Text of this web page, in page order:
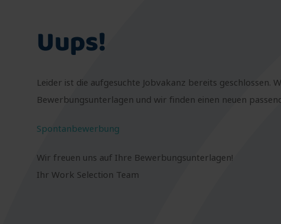
Uups!
Leider ist die aufgesuchte Jobvakanz bereits geschlossen.
Bewerbungsunterlagen und wir finden einen neuen
Spontanbewerbung
Wir freuen uns auf Ihre Bewerbungsunterlagen!
Ihr Work Selection Team